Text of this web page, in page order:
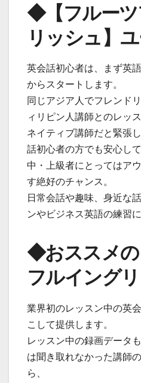
◆【フルー
リッシュ】
英会話初心者は、まず英
からスタートします。
同じアジア人でフレンド
ィリピン人講師とのレッス
ネイティブ講師だと緊張
話初心者の方でも安心し
中・上級者にとってはア
す絶好のチャンス。
日常会話や趣味、身近な
ンやビジネス英語の練習
◆おススメの
フルイング
業界初のレッスン中の英
こして提供します。
レッスン中の録画データ
は聞き取れなかった講師
ら、